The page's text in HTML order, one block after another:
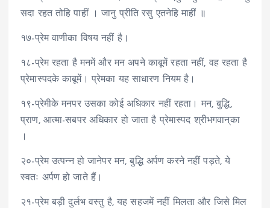
सदा रहत तोहि पाहीं । जानु प्रीति रसु एतनेहि माहीं ॥
१७-प्रेम वाणीका विषय नहीं है।
१८-प्रेम रहता है मनमें और मन अपने काबूमें रहता नहीं, वह रहता है
प्रेमास्पदके काबूमें। प्रेमका यह साधारण नियम है।
१९-प्रेमीके मनपर उसका कोई अधिकार नहीं रहता। मन, बुद्धि,
प्राण, आत्मा-सबपर अधिकार हो जाता है प्रेमास्पद श्रीभगवान्‌का
।
२०-प्रेम उत्पन्न हो जानेपर मन, बुद्धि अर्पण करने नहीं पड़ते, ये
स्वतः अर्पण हो जाते हैं।
२१-प्रेम बड़ी दुर्लभ वस्तु है, यह सहजमें नहीं मिलता और जिसे मिल